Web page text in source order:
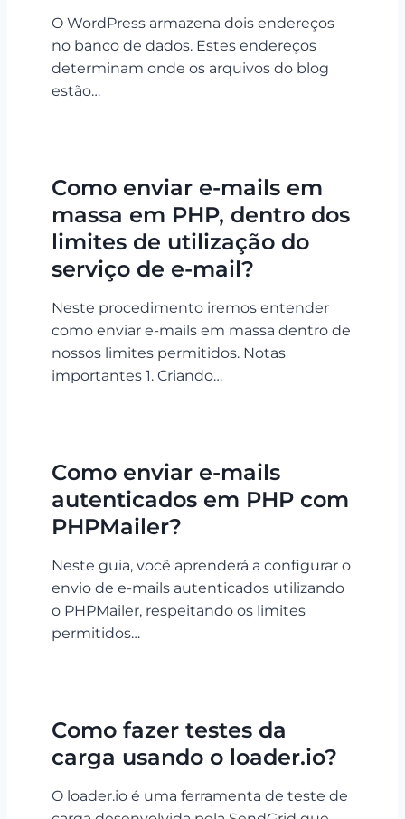
O WordPress armazena dois endereços
no banco de dados. Estes endereços
determinam onde os arquivos do blog
estão…
Como enviar e-mails em
massa em PHP, dentro dos
limites de utilização do
serviço de e-mail?
Neste procedimento iremos entender
como enviar e-mails em massa dentro de
nossos limites permitidos. Notas
importantes 1. Criando…
Como enviar e-mails
autenticados em PHP com
PHPMailer?
Neste guia, você aprenderá a configurar o
envio de e-mails autenticados utilizando
o PHPMailer, respeitando os limites
permitidos…
Como fazer testes da
carga usando o loader.io?
O loader.io é uma ferramenta de teste de